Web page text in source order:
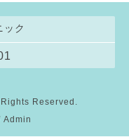
ック
Reserved.
Admin